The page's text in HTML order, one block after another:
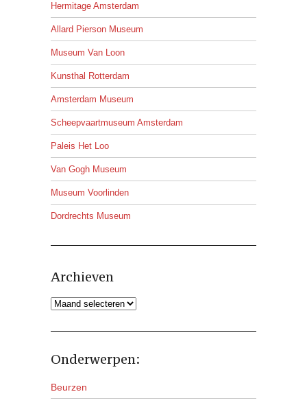
Hermitage Amsterdam
Allard Pierson Museum
Museum Van Loon
Kunsthal Rotterdam
Amsterdam Museum
Scheepvaartmuseum Amsterdam
Paleis Het Loo
Van Gogh Museum
Museum Voorlinden
Dordrechts Museum
Archieven
Archieven
Onderwerpen:
Beurzen